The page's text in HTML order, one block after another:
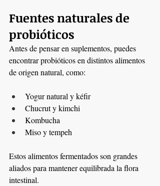
Fuentes naturales de
probióticos
Antes de pensar en suplementos, puedes
encontrar probióticos en distintos alimentos
de origen natural, como:
Yogur natural y kéfir
Chucrut y kimchi
Kombucha
Miso y tempeh
Estos alimentos fermentados son grandes
aliados para mantener equilibrada la flora
intestinal.